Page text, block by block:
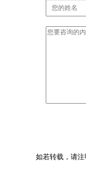
如若转载，请